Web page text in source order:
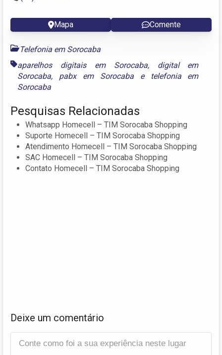
Mapa Comente
Telefonia em Sorocaba
aparelhos digitais em Sorocaba, digital em
Sorocaba, pabx em Sorocabae
telefonia em
Sorocaba
Pesquisas Relacionadas
Whatsapp Homecell – TIM Sorocaba Shopping
Suporte Homecell – TIM Sorocaba Shopping
Atendimento Homecell – TIM Sorocaba Shopping
SAC Homecell – TIM Sorocaba Shopping
Contato Homecell – TIM Sorocaba Shopping
Deixe um comentário